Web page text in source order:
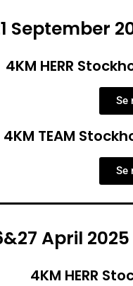
September
4KM HERR
Se
4KM TEAM
Se
April 2025
4KM HERR